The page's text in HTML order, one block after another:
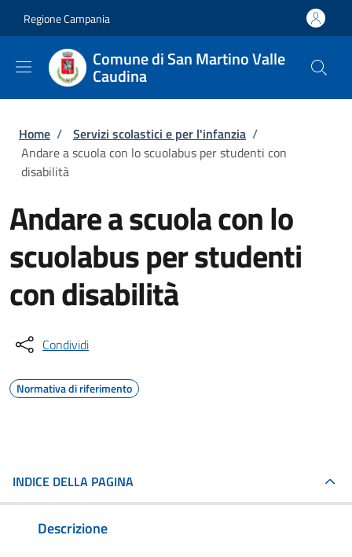
Regione Campania
Comune di San Martino Valle
Caudina
Briciole di pane
Home / Servizi scolastici e per l'infanzia /
Andare a scuola con lo scuolabus per studenti con
disabilità
Andare a scuola con lo
scuolabus per studenti
con disabilità
Condividi
Normativa di riferimento
INDICE DELLA PAGINA
Descrizione